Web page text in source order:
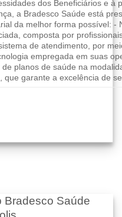
dos Beneficiários e
a Bradesco Saúde está
da melhor forma possível:
composta por
de atendimento, por
empregada em suas
planos de saúde na
que garante a excelência de
Bradesco Saúde